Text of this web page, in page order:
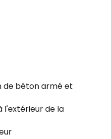
de béton armé et
l'extérieur de la